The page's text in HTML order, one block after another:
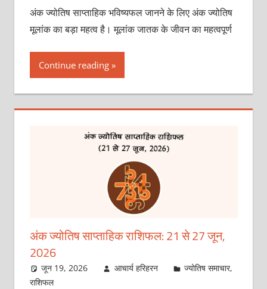
अंक ज्योतिष साप्ताहिक भविष्यफल जानने के लिए अंक ज्योतिष
मूलांक का बड़ा महत्व है। मूलांक जातक के जीवन का महत्वपूर्ण
Continue reading
अंक ज्योतिष साप्ताहिक राशिफल: 21 से 27 जून,
2026
जून 19, 2026 आचार्य हरिहरन ज्योतिष समाचार,
राशिफल